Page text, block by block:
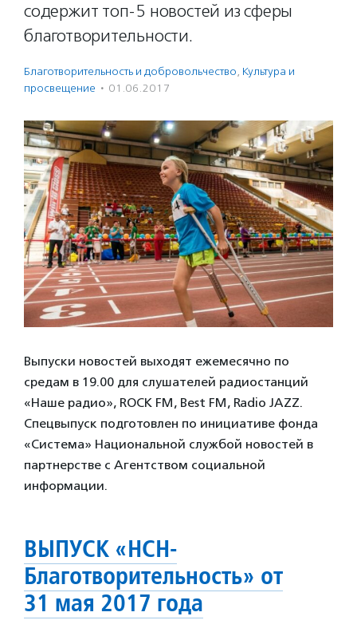
содержит топ-5 новостей из сферы
благотворительности.
Благотвори­тель­ность и доброволь­чест­во, Культура и
просвещение · 01.06.2017
Выпуски новостей выходят ежемесячно по
средам в 19.00 для слушателей радиостанций
«Наше радио», ROCK FM, Best FM, Radio JAZZ.
Спецвыпуск подготовлен по инициативе фонда
«Система» Национальной службой новостей в
партнерстве с Агентством социальной
информации.
ВЫПУСК «НСН-
Благотворительность» от
31 мая 2017 года